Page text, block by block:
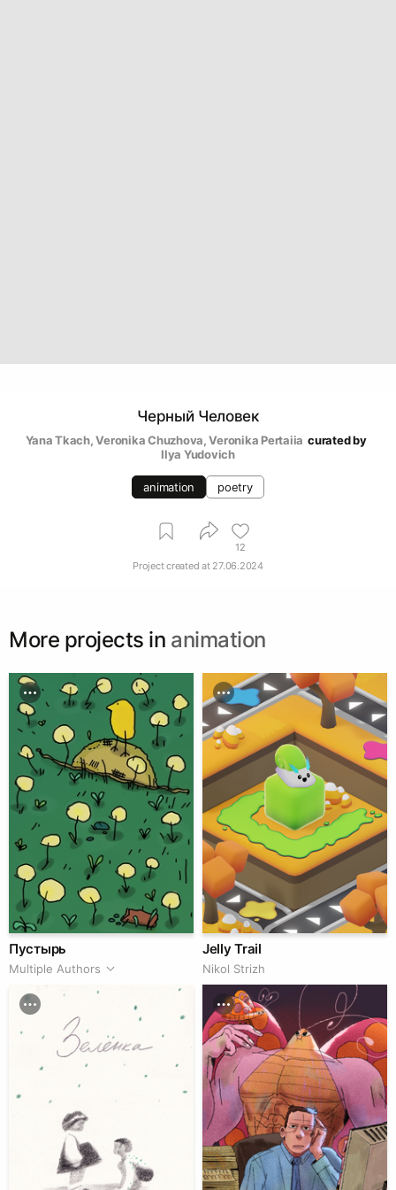
Черный Человек
Yana Tkach, Veronika Chuzhova, Veronika Pertaiia curated by
Ilya Yudovich
animation poetry
12
Project created at 27.06.2024
More projects in animation
Пустырь
Multiple Authors
Jelly Trail
Nikol Strizh